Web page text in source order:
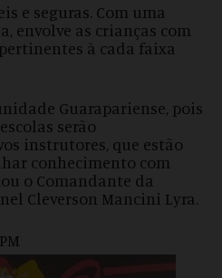
e seguras. Com uma
envolve as crianças com
à cada faixa
Guarapariense, pois
serão
instrutores, que estão
conhecimento com
o Comandante da
Cleverson Mancini Lyra.